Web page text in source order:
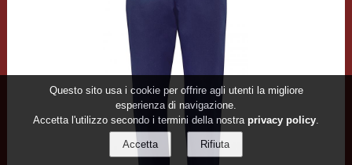
Questo sito usa i cookie per offrire agli utenti la migliore
esperienza di navigazione.
Accetta l'utilizzo secondo i termini della nostra privacy policy.